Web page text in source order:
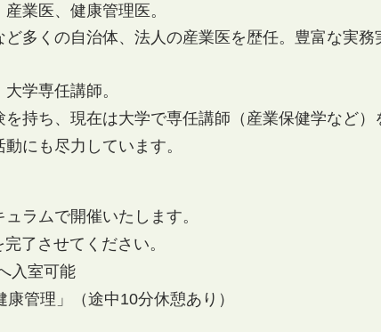
業医、健康管理医。
多くの自治体、法人の産業医を歴任。豊富な実
大学専任講師。
持ち、現在は大学で専任講師（産業保健学など
にも尽力しています。
ラムで開催いたします。
了させてください。
室可能
管理」（途中10分休憩あり）